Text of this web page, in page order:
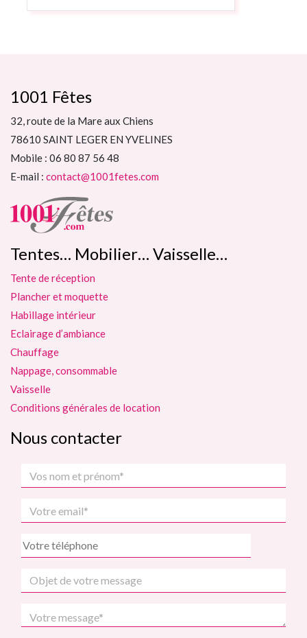
1001 Fêtes
32, route de la Mare aux Chiens
78610 SAINT LEGER EN YVELINES
Mobile : 06 80 87 56 48
E-mail : contact@1001fetes.com
Tentes… Mobilier… Vaisselle…
Tente de réception
Plancher et moquette
Habillage intérieur
Eclairage d’ambiance
Chauffage
Nappage, consommable
Vaisselle
Conditions générales de location
Nous contacter